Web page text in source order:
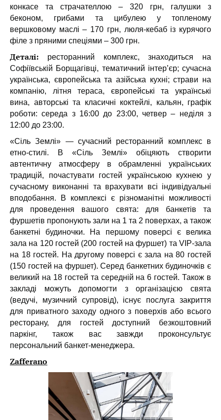
конкасе та страчателлою – 320 грн, галушки з
беконом, грибами та цибулею у топленому
вершковому маслі – 170 грн, люля-кебаб із курячого
філе з пряними спеціями – 300 грн.
Деталі: ресторанний комплекс, знаходиться на
Софіївській Борщагівці, тематичний інтер’єр; сучасна
українська, європейська та азійська кухні; страви на
компанію, літня тераса, європейські та українські
вина, авторські та класичні коктейлі, кальян, графік
роботи: середа з 16:00 до 23:00, четвер – неділя з
12:00 до 23:00.
«Сіль Землі» — сучасний ресторанний комплекс в
етно-стилі. В «Сіль Землі» обіцяють створити
автентичну атмосферу в обрамленні українських
традицій, почастувати гостей українською кухнею у
сучасному виконанні та врахувати всі індивідуальні
вподобання. В комплексі є різноманітні можливості
для проведення вашого свята: для банкетів та
фуршетів пропонують зали на 1 та 2 поверхах, а також
банкетні будиночки. На першому поверсі є велика
зала на 120 гостей (200 гостей на фуршет) та VIP-зала
на 18 гостей. На другому поверсі є зала на 80 гостей
(150 гостей на фуршет). Серед банкетних будиночків є
великий на 18 гостей та середній на 6 гостей. Також в
закладі можуть допомогти з організацією свята
(ведучі, музичний супровід), існує послуга закриття
для приватного заходу одного з поверхів або всього
ресторану, для гостей доступний безкоштовний
паркінг, також вас завжди проконсультує
персональний банкет-менеджера.
Zafferano